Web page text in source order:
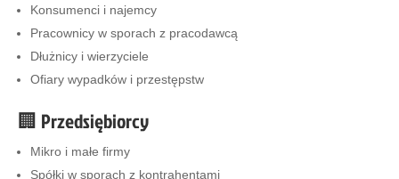
Konsumenci i najemcy
Pracownicy w sporach z pracodawcą
Dłużnicy i wierzyciele
Ofiary wypadków i przestępstw
🏢 Przedsiębiorcy
Mikro i małe firmy
Spółki w sporach z kontrahentami